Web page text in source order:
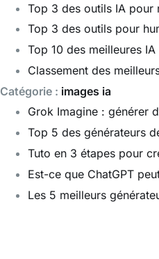
Top 3 des outils IA pour
Top 3 des outils pour
Top 10 des meilleures
Classement des
Catégorie : images ia
Grok Imagine : générer
Top 5 des générateurs
Tuto en 3 étapes pour
Est-ce que ChatGPT
Les 5 meilleurs